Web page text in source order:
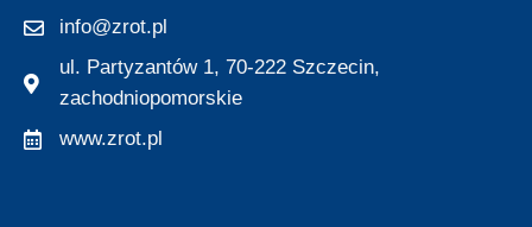
info@zrot.pl
ul. Partyzantów 1, 70-222 Szczecin,
zachodniopomorskie
www.zrot.pl